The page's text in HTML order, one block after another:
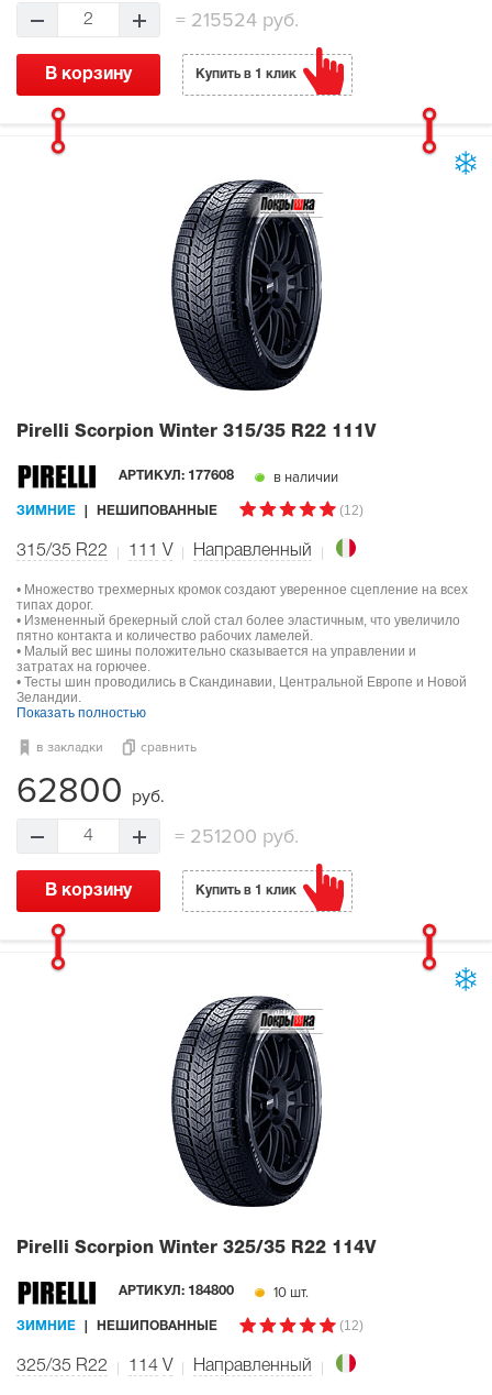
2 =215524 руб.
В корзину Купить в 1 клик
Pirelli Scorpion Winter 315/35 R22 111V
АРТИКУЛ: 177608 в наличии
ЗИМНИЕ НЕШИПОВАННЫЕ (12)
315/35 R22 111 V Направленный
• Множество трехмерных кромок создают уверенное сцепление на всех
типах дорог.
• Измененный брекерный слой стал более эластичным, что увеличило
пятно контакта и количество рабочих ламелей.
• Малый вес шины положительно сказывается на управлении и
затратах на горючее.
• Тесты шин проводились в Скандинавии, Центральной Европе и Новой
Зеландии.
Показать полностью
в закладки сравнить
62800 руб.
4 = 251200 руб.
В корзину Купить в 1 клик
Pirelli Scorpion Winter 325/35 R22 114V
АРТИКУЛ: 184800 10 шт.
ЗИМНИЕ НЕШИПОВАННЫЕ (12)
325/35 R22 114 V Направленный